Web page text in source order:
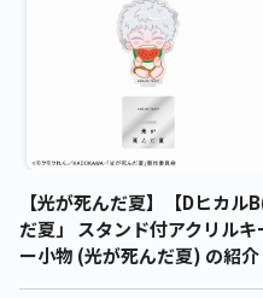
【光が死んだ夏】【Dヒカ
だ夏」 スタンド付アクリル
ー小物 (光が死んだ夏) の紹介